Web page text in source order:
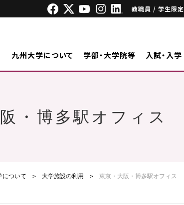
教職員 / 学生限定
九州大学について 学部・大学院等 入試・入学
・博多駅オフィス
について 大学施設の利用 東京・大阪・博多駅オフィス